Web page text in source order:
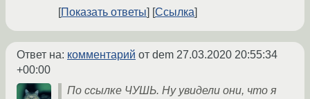
Показать ответы
Ссылка
Ответ на: комментарий от dem 27.03.2020 20:55:34
+00:00
По ссылке ЧУШЬ. Ну увидели они, что я